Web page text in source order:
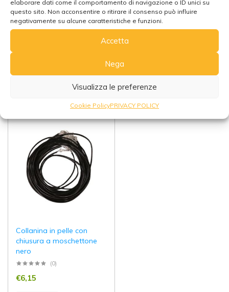
elaborare dati come il comportamento di navigazione o ID unici su
questo sito. Non acconsentire o ritirare il consenso può influire
negativamente su alcune caratteristiche e funzioni.
Accetta
Nega
Visualizza le preferenze
Cookie PolicyPRIVACY POLICY
grani
(0)
€12,00
Totale: €12,00
Cuore
(0)
€14,00
Totale: €14,00
Collanina in pelle con
chiusura a moschettone
nero
(0)
€6,15